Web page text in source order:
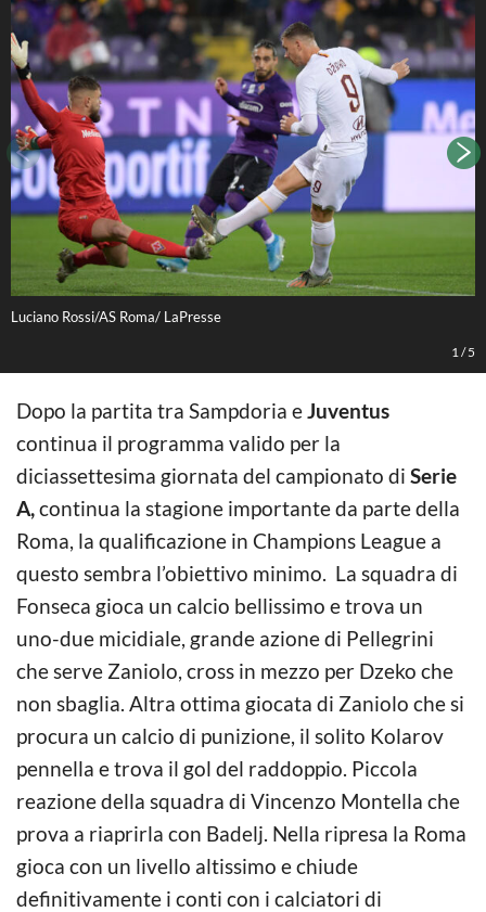
Luciano Rossi/AS Roma/ LaPresse
1 /5
Dopo la partita tra Sampdoria eJuventus
continua il programma valido per la
diciassettesima giornata del campionato di Serie
A,continua la stagione importante da parte della
Roma, la qualificazione in Champions League a
questo sembra l’obiettivo minimo. La squadra di
Fonseca gioca un calcio bellissimo e trova un
uno-due micidiale, grande azione di Pellegrini
che serve Zaniolo, cross in mezzo per Dzeko che
non sbaglia. Altra ottima giocata di Zaniolo che si
procura un calcio di punizione, il solito Kolarov
pennella e trova il gol del raddoppio. Piccola
reazione della squadra di Vincenzo Montella che
prova a riaprirla con Badelj. Nella ripresa la Roma
gioca con un livello altissimo e chiude
definitivamente i conti con i calciatori di